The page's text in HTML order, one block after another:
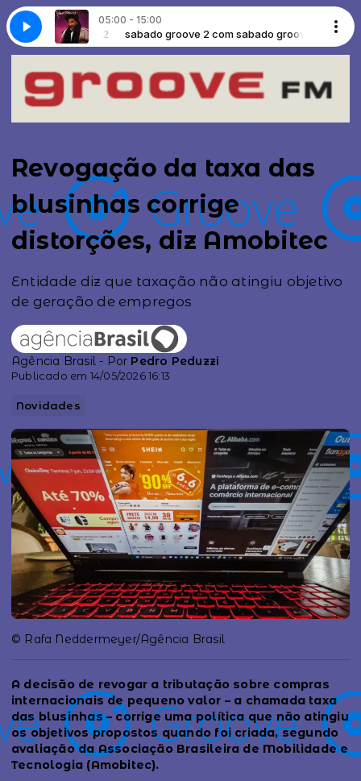
05:00 - 15:00
groove 2 sabado groove 2 com sabado groove 2
Me Runnin' · Robert Brookins - You Got Me Runnin'
Revogação da taxa das
blusinhas corrige
distorções, diz Amobitec
Entidade diz que taxação não atingiu objetivo
de geração de empregos
Agência Brasil - Por Pedro Peduzzi
Publicado em 14/05/2026 16:13
Novidades
© Rafa Neddermeyer/Agência Brasil
A decisão de revogar a tributação sobre compras
internacionais de pequeno valor – a chamada taxa
das blusinhas – corrige uma política que não atingiu
os objetivos propostos quando foi criada, segundo
avaliação da Associação Brasileira de Mobilidade e
Tecnologia (Amobitec).